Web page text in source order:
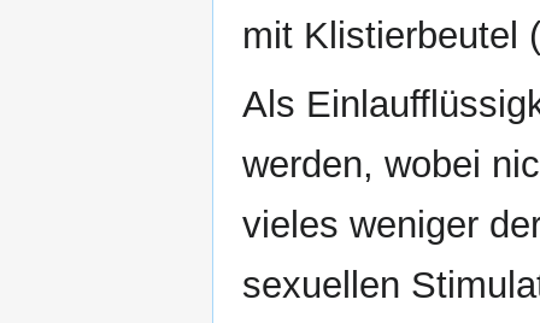
mit Klistierbeutel
Als
werden, wobei
vieles weniger
sexuellen